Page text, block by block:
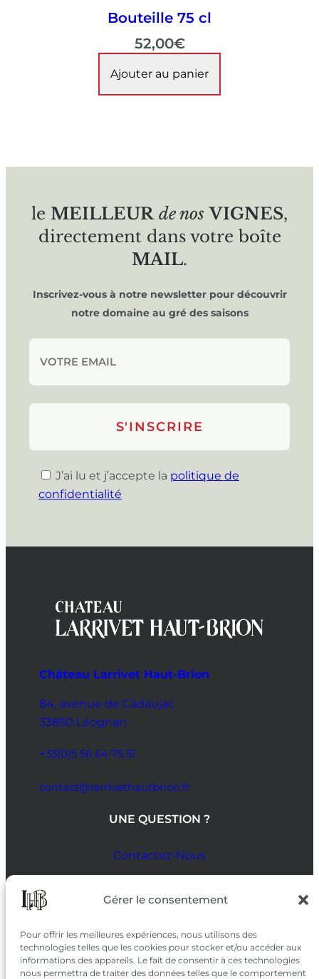
Gérer le consentement
Pour offrir les meilleures expériences, nous utilisons des
technologies telles que les cookies pour stocker et/ou accéder aux
informations des appareils. Le fait de consentir à ces technologies
nous permettra de traiter des données telles que le comportement
Bouteille 75 cl
52,00€
Ajouter au panier
le MEILLEUR de nos VIGNES,
directement dans votre boîte
MAIL.
Inscrivez-vous à notre newsletter pour découvrir
notre domaine au gré des saisons
J’ai lu et j’accepte la politique de
confidentialité
Château Larrivet Haut-Brion
84, avenue de Cadaujac
33850 Léognan
+33(0)5 56 64 75 51
contact@larrivethautbrion.fr
UNE QUESTION ?
Contactez-Nous
SUIVEZ-NOUS
SUR LES RÉSEAUX